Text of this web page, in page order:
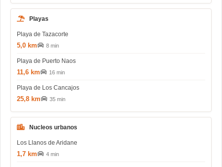
Playas
Playa de Tazacorte
5,0 km 8 min
Playa de Puerto Naos
11,6 km 16 min
Playa de Los Cancajos
25,8 km 35 min
Nucleos urbanos
Los Llanos de Aridane
1,7 km 4 min